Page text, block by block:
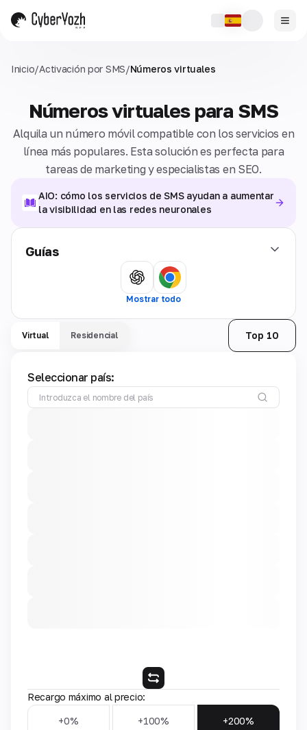
Inicio/Activación por SMS/Números virtuales
Números virtuales para SMS
Alquila un número móvil compatible con los servicios en
línea más populares. Esta solución es perfecta para
tareas de marketing y especialistas en SEO.
AIO: cómo los servicios de SMS ayudan a aumentar
la visibilidad en las redes neuronales
Guías
Mostrar todo
Virtual Residencial Top 10
Seleccionar país:
Recargo máximo al precio:
+0% +100% +200%